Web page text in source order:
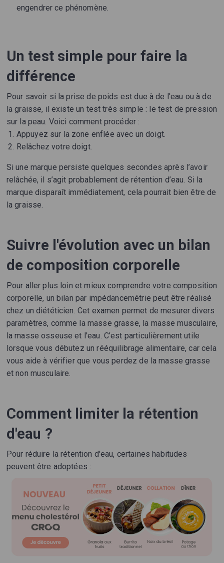
engendrer ce phénomène.
Un test simple pour faire la
différence
Pour savoir si la prise de poids est due à de l'eau ou à de
la graisse, il existe un test très simple : le test de pression
sur la peau. Voici comment procéder :
Appuyez sur la zone enflée avec un doigt.
Relâchez votre doigt.
Si une marque persiste quelques secondes après l’avoir
relâchée, il s’agit probablement de rétention d’eau. Si la
marque disparaît immédiatement, cela pourrait bien être de
la graisse.
Suivre l'évolution avec un bilan
de composition corporelle
Pour aller plus loin et mieux comprendre votre composition
corporelle, un bilan par impédancemétrie peut être réalisé
chez un diététicien. Cet examen permet de mesurer divers
paramètres, comme la masse grasse, la masse musculaire,
la masse osseuse et l'eau. C’est particulièrement utile
lorsque vous débutez un rééquilibrage alimentaire, car cela
vous aide à vérifier que vous perdez de la masse grasse
et non musculaire.
Comment limiter la rétention
d'eau ?
Pour réduire la rétention d'eau, certaines habitudes
peuvent être adoptées :